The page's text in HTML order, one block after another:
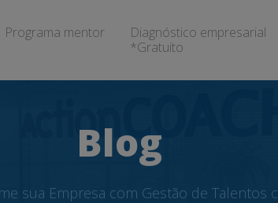
Programa mentor
Diagnóstico empresarial
*Gratuito
Blog
sua Empresa com Gestão de Talentos